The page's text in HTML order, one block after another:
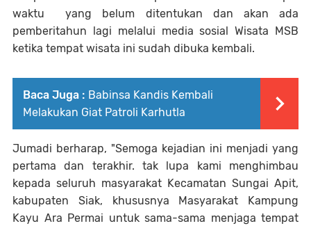
waktu yang belum ditentukan dan akan ada
pemberitahun lagi melalui media sosial Wisata MSB
ketika tempat wisata ini sudah dibuka kembali.
Baca Juga : Babinsa Kandis Kembali
Melakukan Giat Patroli Karhutla
Jumadi berharap, "Semoga kejadian ini menjadi yang
pertama dan terakhir. tak lupa kami menghimbau
kepada seluruh masyarakat Kecamatan Sungai Apit,
kabupaten Siak, khususnya Masyarakat Kampung
Kayu Ara Permai untuk sama-sama menjaga tempat